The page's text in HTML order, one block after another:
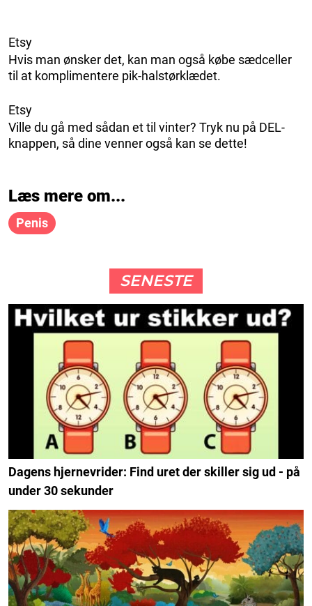
Etsy
Hvis man ønsker det, kan man også købe sædceller
til at komplimentere pik-halstørklædet.
Etsy
Ville du gå med sådan et til vinter? Tryk nu på DEL-
knappen, så dine venner også kan se dette!
Læs mere om...
Penis
SENESTE
Dagens hjernevrider: Find uret der skiller sig ud - på
under 30 sekunder